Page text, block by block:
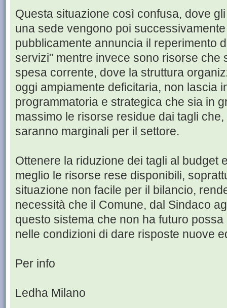
Questa situazione così confusa, dove
una sede vengono poi
pubblicamente annuncia il reperimento
servizi" mentre invece sono risorse che
spesa corrente, dove la struttura
oggi ampiamente deficitaria, non lascia
programmatoria e strategica che sia in
massimo le risorse residue dai tagli
saranno marginali per il settore.
Ottenere la riduzione dei tagli al budget
meglio le risorse rese disponibili,
situazione non facile per il bilancio,
necessità che il Comune, dal Sindaco
questo sistema che non ha futuro
nelle condizioni di dare risposte nuove
Per info
Ledha Milano